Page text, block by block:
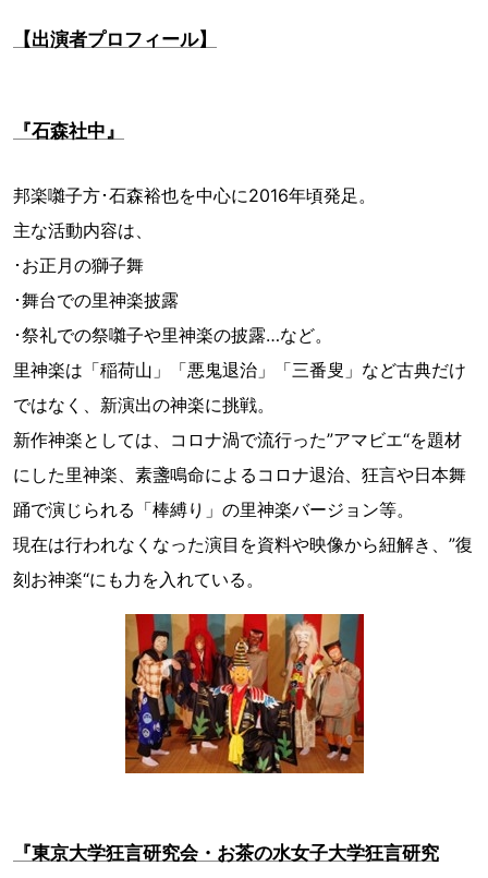
【出演者プロフィール】
『石森社中』
邦楽囃子方･石森裕也を中心に2016年頃発足。
主な活動内容は、
･お正月の獅子舞
･舞台での里神楽披露
･祭礼での祭囃子や里神楽の披露…など。
里神楽は「稲荷山」「悪鬼退治」「三番叟」など古典だけ
ではなく、新演出の神楽に挑戦。
新作神楽としては、コロナ渦で流行った”アマビエ“を題材
にした里神楽、素盞鳴命によるコロナ退治、狂言や日本舞
踊で演じられる「棒縛り」の里神楽バージョン等。
現在は行われなくなった演目を資料や映像から紐解き、”復
刻お神楽“にも力を入れている。
『東京大学狂言研究会・お茶の水女子大学狂言研究